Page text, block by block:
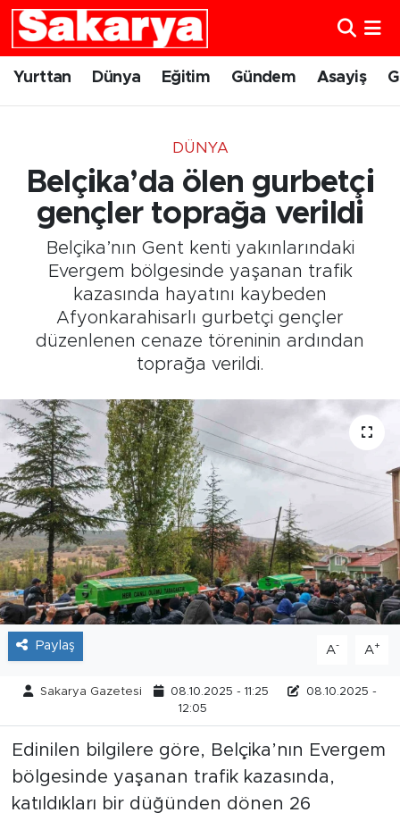
Yurttan Dünya Eğitim Gündem Asayiş
DÜNYA
Belçika’da ölen gurbetçi
gençler toprağa verildi
Belçika’nın Gent kenti yakınlarındaki
Evergem bölgesinde yaşanan trafik
kazasında hayatını kaybeden
Afyonkarahisarlı gurbetçi gençler
düzenlenen cenaze töreninin ardından
toprağa verildi.
Paylaş A- A+
Sakarya Gazetesi 08.10.2025 - 11:25
08.10.2025 -
12:05
Edinilen bilgilere göre, Belçika’nın Evergem
bölgesinde yaşanan trafik kazasında,
katıldıkları bir düğünden dönen 26
Yurttan
Gündem
Eskişehirspor
Spor
Sağlık
Tarihçe
Resmi İlanlar
Söyleşi
Foto Şaka
Teknoloji
Politika
Eskişehir Nöbetçi Eczaneler
Eskişehir Trafik Yoğunluk Haritası
Süper Lig Puan Durumu ve Fikstür
Tüm Manşetler
Son Dakika Haberleri